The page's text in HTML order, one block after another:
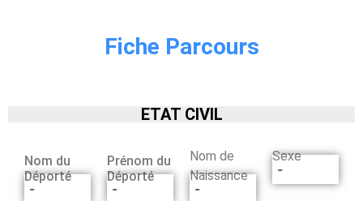
Fiche Parcours
ETAT CIVIL
Nom du
Déporté
-
Prénom du
Déporté
-
Nom de
Naissance
-
Sexe
-